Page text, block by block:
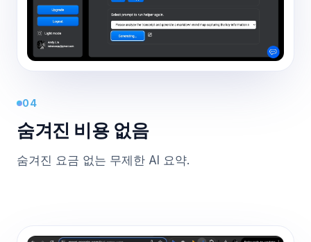
04
숨겨진 비용 없음
숨겨진 요금 없는 무제한 AI 요약.